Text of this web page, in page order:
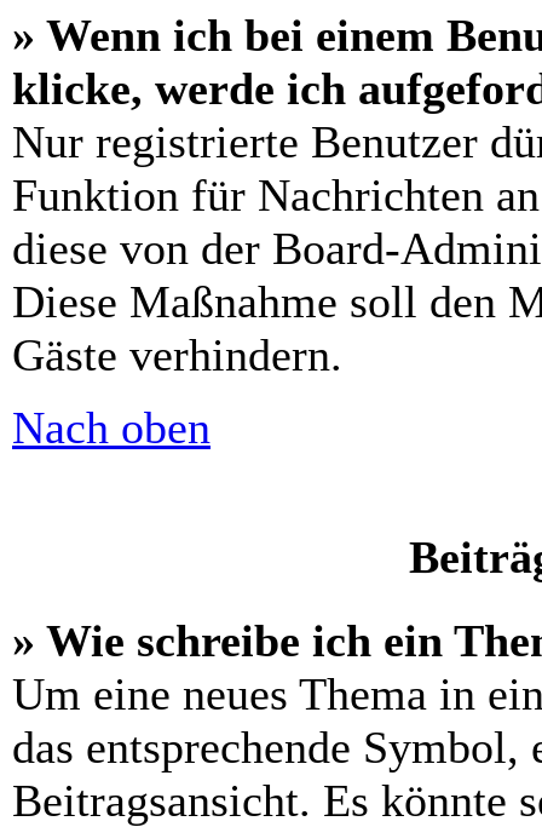
» Wenn ich bei einem
klicke, werde ich
Nur registrierte Benutzer
Funktion für Nachrichten
diese von der Board-
Diese Maßnahme soll den
Gäste verhindern.
Nach oben
» Wie schreibe ich ein
Um eine neues Thema in
das entsprechende
Beitragsansicht. Es könnte